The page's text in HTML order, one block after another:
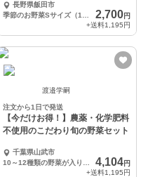
長野県飯田市
2,700円
+送料1,195円
渡邉学嗣
注文から1日で発送
【今だけお得！】農薬・化学肥料
不使用のこだわり旬の野菜セット
千葉県山武市
4,104円
+送料1,195円